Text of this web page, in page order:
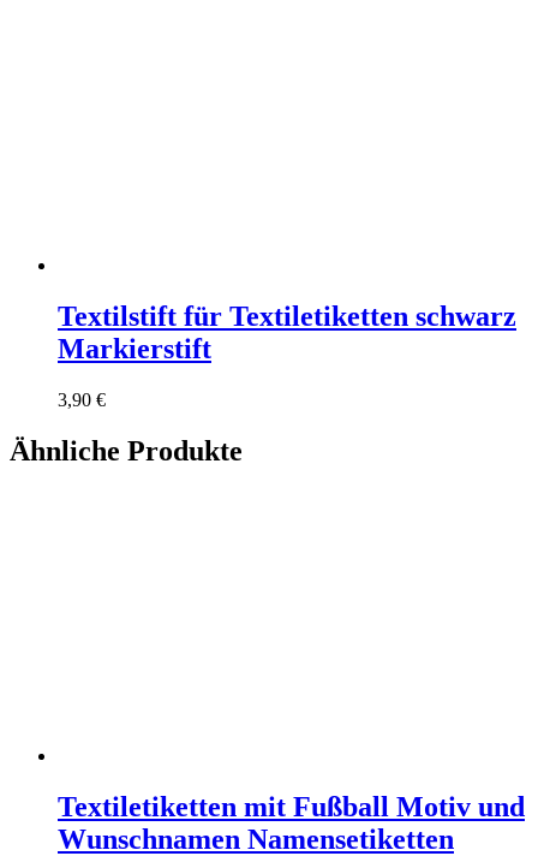
Textilstift für Textiletiketten schwarz
Markierstift
3,90 €
Ähnliche Produkte
Textiletiketten mit Fußball Motiv und
Wunschnamen Namensetiketten